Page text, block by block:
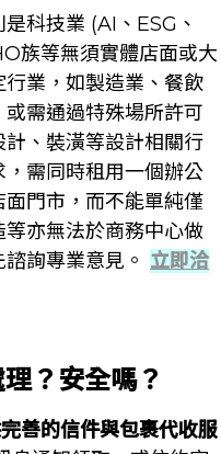
科技業 (AI、ESG、
族等無須實體店面或大
業，如製造業、餐飲
需通過特殊場所許可
、裝潢等設計相關行
需同時租用一個辦公
門市，而不能單純僅
亦無法於商務中心做
詢專業意見。 立即洽
？安全嗎？
善的信件與包裹代收服